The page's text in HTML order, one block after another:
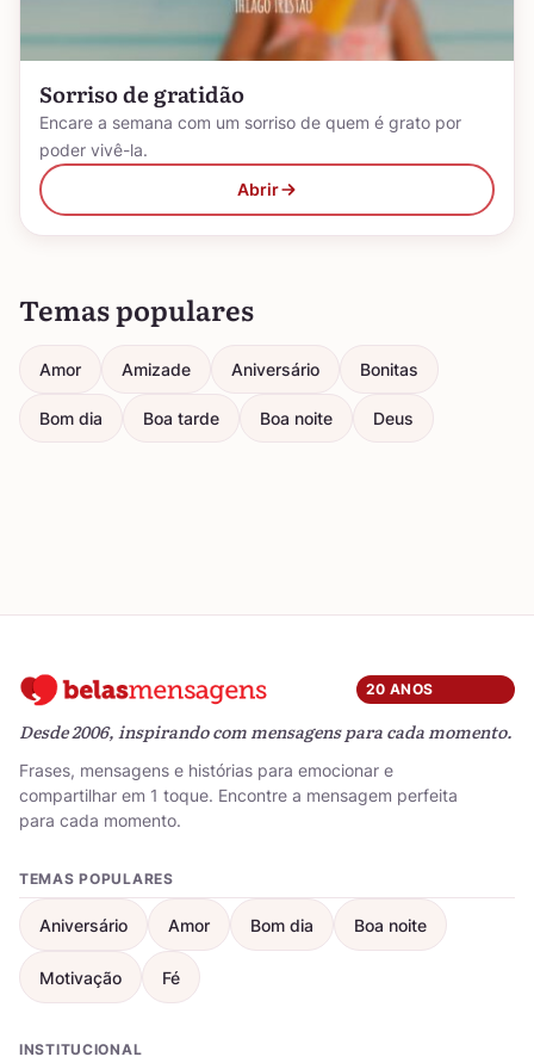
Sorriso de gratidão
Encare a semana com um sorriso de quem é grato por
poder vivê-la.
Abrir
Temas populares
Amor Amizade Aniversário Bonitas
Bom dia Boa tarde Boa noite Deus
20 ANOS
Desde 2006, inspirando com mensagens para cada momento.
Frases, mensagens e histórias para emocionar e
compartilhar em 1 toque. Encontre a mensagem perfeita
para cada momento.
TEMAS POPULARES
Aniversário Amor Bom dia Boa noite
Motivação Fé
INSTITUCIONAL